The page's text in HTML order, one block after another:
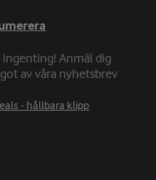
ingenting! Anmäl dig
av våra nyhetsbrev
- hållbara klipp